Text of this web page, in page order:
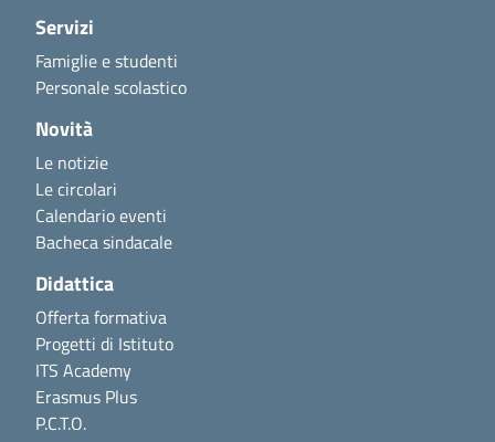
Servizi
Famiglie e studenti
Personale scolastico
Novità
Le notizie
Le circolari
Calendario eventi
Bacheca sindacale
Didattica
Offerta formativa
Progetti di Istituto
ITS Academy
Erasmus Plus
P.C.T.O.